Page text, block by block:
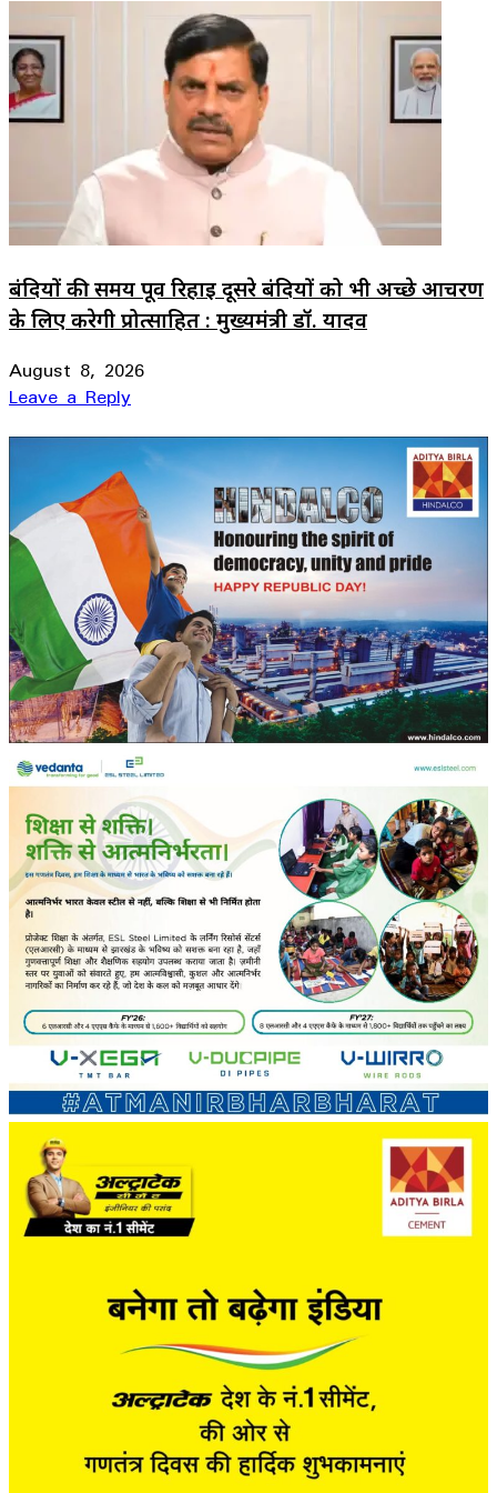
बंदियों की समय पूर्व रिहाई दूसरे बंदियों को भी अच्छे आचरण
के लिए करेगी प्रोत्साहित : मुख्यमंत्री डॉ. यादव
August 8, 2026
Leave a Reply